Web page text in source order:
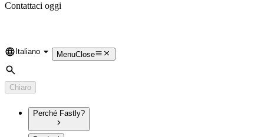
Contattaci oggi
Language
Italiano MenuClose
Cerca
Chiaro
Perché Fastly?